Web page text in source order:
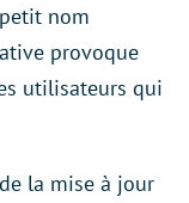
nom
provoque
utilisateurs qui
la mise à jour